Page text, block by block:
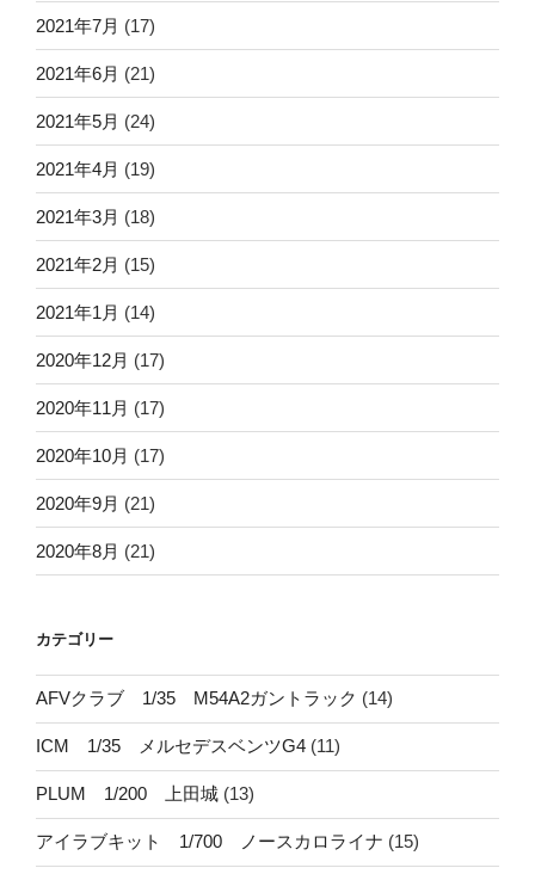
2021年7月 (17)
2021年6月 (21)
2021年5月 (24)
2021年4月 (19)
2021年3月 (18)
2021年2月 (15)
2021年1月 (14)
2020年12月 (17)
2020年11月 (17)
2020年10月 (17)
2020年9月 (21)
2020年8月 (21)
カテゴリー
AFVクラブ 1/35 M54A2ガントラック (14)
ICM 1/35 メルセデスベンツG4 (11)
PLUM 1/200 上田城 (13)
アイラブキット 1/700 ノースカロライナ (15)